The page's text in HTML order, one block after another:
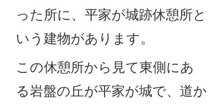
った所に、平家が城跡休憩所と
いう建物があります。
この休憩所から見て東側にあ
る岩盤の丘が平家が城で、道か